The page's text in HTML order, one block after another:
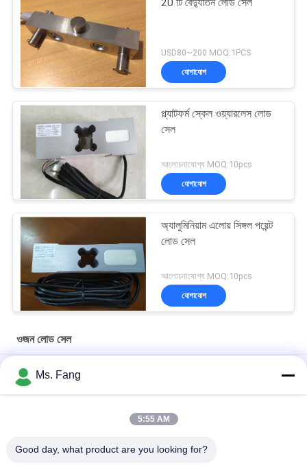
20 টি বৈদ্যুতিন লোড সেল
USD80~200 MOQ:1PCS
যোগাযোগ
প্ল্যাটফর্ম স্কেল ওয়্যারলেস লোড
সেল
আলোচনাযোগ্য MOQ:10pcs
যোগাযোগ
অ্যালুমিনিয়াম এলোয় সিঙ্গল পয়েন্ট
লোড সেল
আলোচনাযোগ্য MOQ:10pcs
যোগাযোগ
ওজন লোড সেল
আসল আসল তাইওয়ান MAVIN ওজন সেন্সর NA3 100kg বেঞ্চ ওজন স্কেল লোড সেল
NA3 500 কেজি ডিজিটাল ফোর্স সেন্সর ও লোড সেল
Load Cell L6E3 Aluminum Alloy Electric Scales Weighing
Ms. Fang
5:55 AM
Good day, what product are you looking for?